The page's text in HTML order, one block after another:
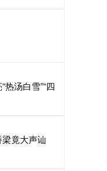
热汤白雪”“四
竟大声讪